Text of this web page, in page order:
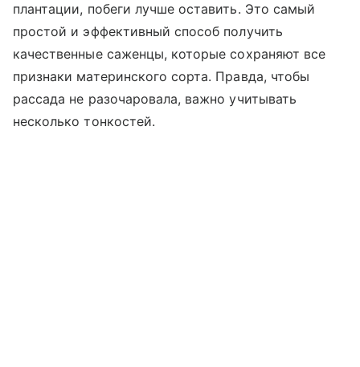
плантации, побеги лучше оставить. Это самый
простой и эффективный способ получить
качественные саженцы, которые сохраняют все
признаки материнского сорта. Правда, чтобы
рассада не разочаровала, важно учитывать
несколько тонкостей.